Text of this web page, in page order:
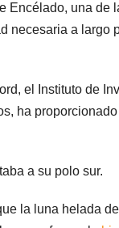
Encélado, una de
necesaria a largo
el Instituto de
ha proporcionado
a su polo sur.
la luna helada